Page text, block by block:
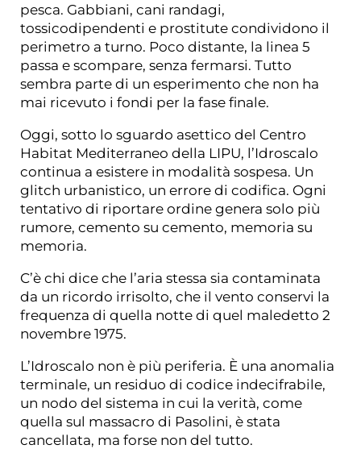
pesca. Gabbiani, cani randagi,
tossicodipendenti e prostitute condividono il
perimetro a turno. Poco distante, la linea 5
passa e scompare, senza fermarsi. Tutto
sembra parte di un esperimento che non ha
mai ricevuto i fondi per la fase finale.
Oggi, sotto lo sguardo asettico del Centro
Habitat Mediterraneo della LIPU, l’Idroscalo
continua a esistere in modalità sospesa. Un
glitch urbanistico, un errore di codifica. Ogni
tentativo di riportare ordine genera solo più
rumore, cemento su cemento, memoria su
memoria.
C’è chi dice che l’aria stessa sia contaminata
da un ricordo irrisolto, che il vento conservi la
frequenza di quella notte di quel maledetto 2
novembre 1975.
L’Idroscalo non è più periferia. È una anomalia
terminale, un residuo di codice indecifrabile,
un nodo del sistema in cui la verità, come
quella sul massacro di Pasolini, è stata
cancellata, ma forse non del tutto.